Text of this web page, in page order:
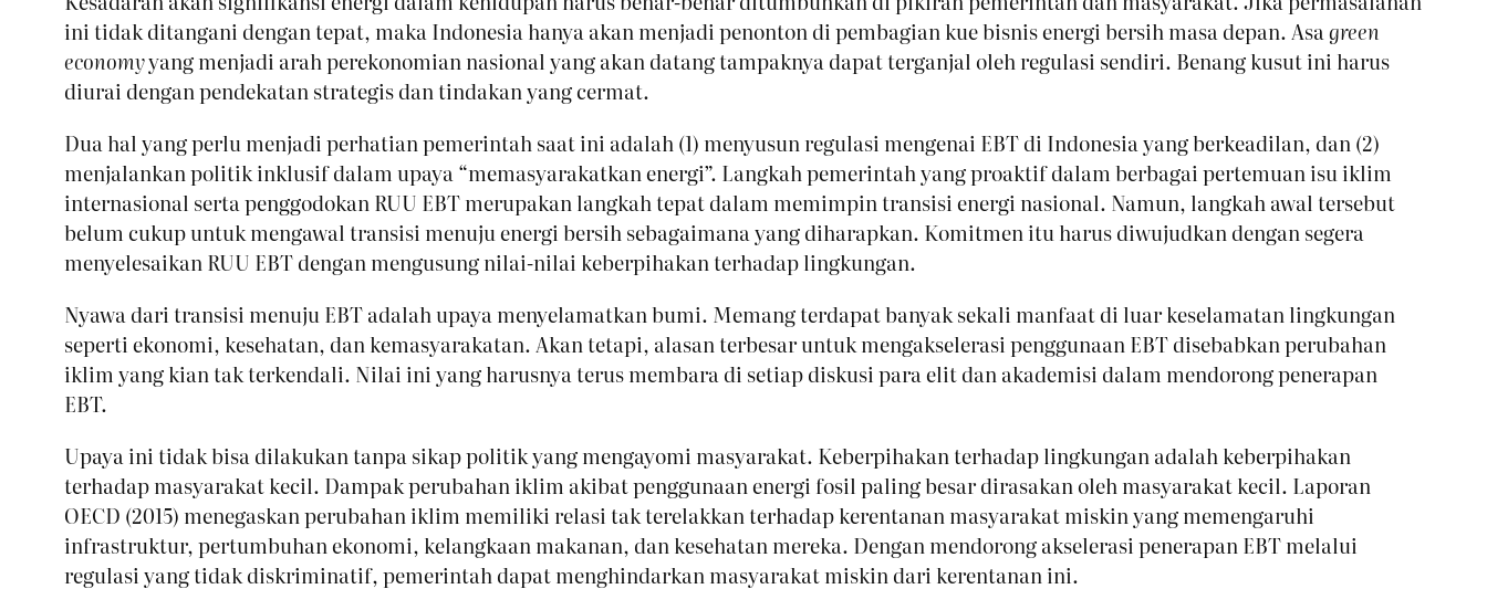
ini tidak ditangani dengan tepat, maka Indonesia hanya akan menjadi penonton di pembagian kue bisnis energi bersih masa depan. Asagreen
economyyang menjadi arah perekonomian nasional yang akan datang tampaknya dapat terganjal oleh regulasi sendiri. Benang kusut ini harus
diurai dengan pendekatan strategis dan tindakan yang cermat.
Dua hal yang perlu menjadi perhatian pemerintah saat ini adalah (1) menyusun regulasi mengenai EBT di Indonesia yang berkeadilan, dan (2)
menjalankan politik inklusif dalam upaya “memasyarakatkan energi”. Langkah pemerintah yang proaktif dalam berbagai pertemuan isu iklim
internasional serta penggodokan RUU EBT merupakan langkah tepat dalam memimpin transisi energi nasional. Namun, langkah awal tersebut
belum cukup untuk mengawal transisi menuju energi bersih sebagaimana yang diharapkan. Komitmen itu harus diwujudkan dengan segera
menyelesaikan RUU EBT dengan mengusung nilai-nilai keberpihakan terhadap lingkungan.
Nyawa dari transisi menuju EBT adalah upaya menyelamatkan bumi. Memang terdapat banyak sekali manfaat di luar keselamatan lingkungan
seperti ekonomi, kesehatan, dan kemasyarakatan. Akan tetapi, alasan terbesar untuk mengakselerasi penggunaan EBT disebabkan perubahan
iklim yang kian tak terkendali. Nilai ini yang harusnya terus membara di setiap diskusi para elit dan akademisi dalam mendorong penerapan
EBT.
Upaya ini tidak bisa dilakukan tanpa sikap politik yang mengayomi masyarakat. Keberpihakan terhadap lingkungan adalah keberpihakan
terhadap masyarakat kecil. Dampak perubahan iklim akibat penggunaan energi fosil paling besar dirasakan oleh masyarakat kecil. Laporan
OECD (2015) menegaskan perubahan iklim memiliki relasi tak terelakkan terhadap kerentanan masyarakat miskin yang memengaruhi
infrastruktur, pertumbuhan ekonomi, kelangkaan makanan, dan kesehatan mereka. Dengan mendorong akselerasi penerapan EBT melalui
regulasi yang tidak diskriminatif, pemerintah dapat menghindarkan masyarakat miskin dari kerentanan ini.